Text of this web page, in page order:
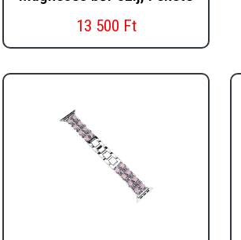
13 500 Ft